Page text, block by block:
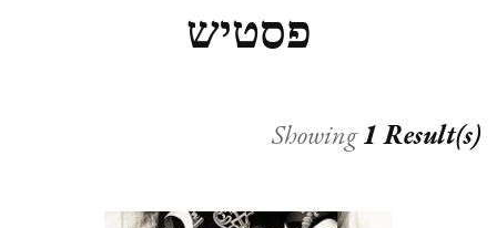
פסטיש
Showing1 Result(s)